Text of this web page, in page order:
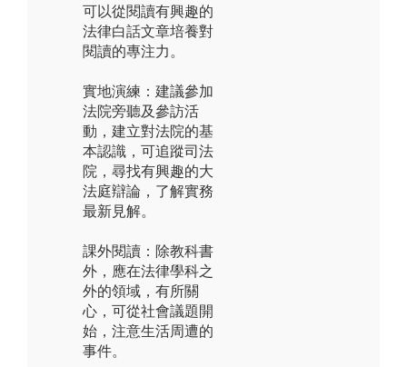
可以從閱讀有興趣的
法律白話文章培養對
閱讀的專注力。
實地演練：建議參加
法院旁聽及參訪活
動，建立對法院的基
本認識，可追蹤司法
院，尋找有興趣的大
法庭辯論，了解實務
最新見解。
課外閱讀：除教科書
外，應在法律學科之
外的領域，有所關
心，可從社會議題開
始，注意生活周遭的
事件。